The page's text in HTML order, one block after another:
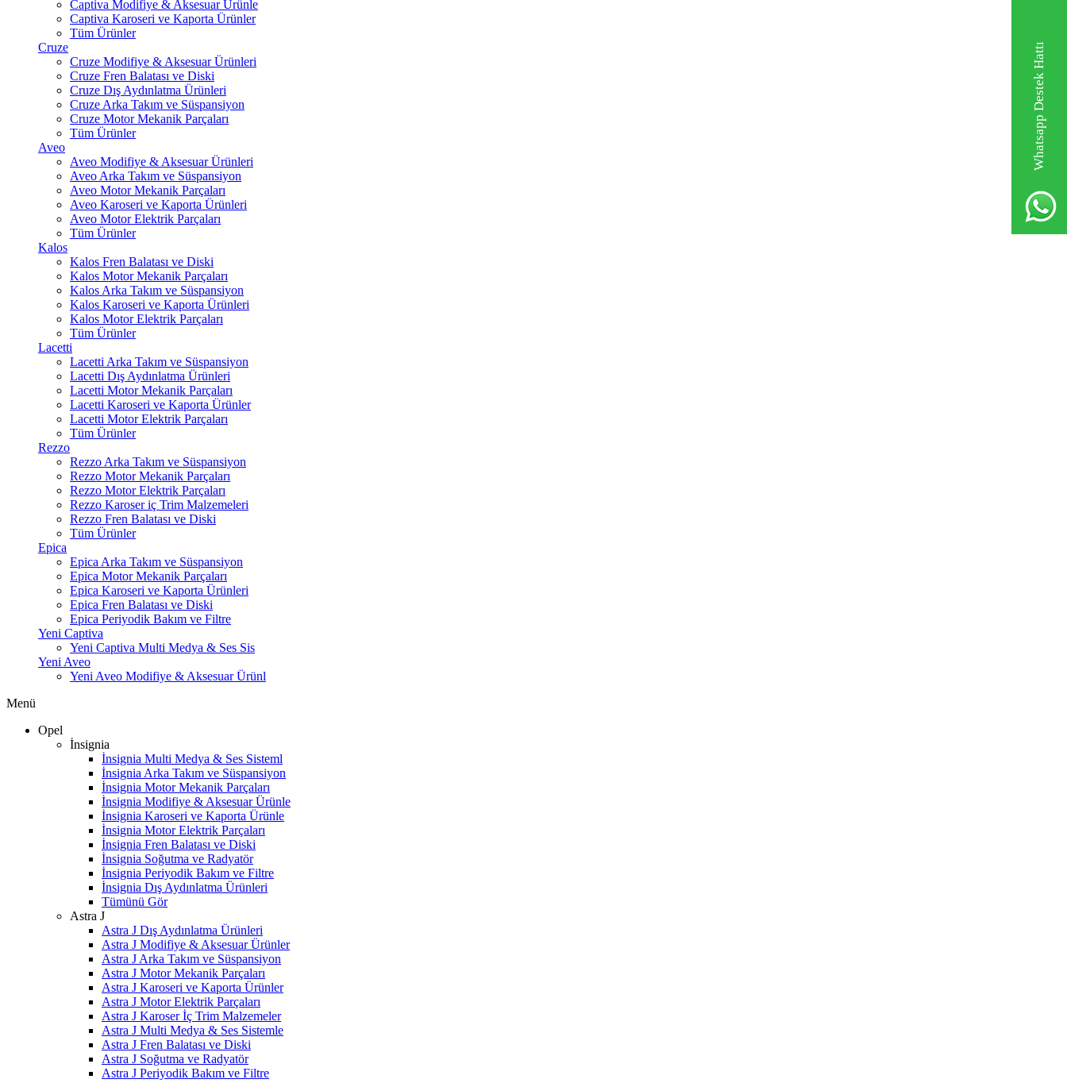
Whatsapp Destek Hattı
Captiva Modifiye & Aksesuar Ürünle
Captiva Karoseri ve Kaporta Ürünler
Tüm Ürünler
Cruze
Cruze Modifiye & Aksesuar Ürünleri
Cruze Fren Balatası ve Diski
Cruze Dış Aydınlatma Ürünleri
Cruze Arka Takım ve Süspansiyon
Cruze Motor Mekanik Parçaları
Tüm Ürünler
Aveo
Aveo Modifiye & Aksesuar Ürünleri
Aveo Arka Takım ve Süspansiyon
Aveo Motor Mekanik Parçaları
Aveo Karoseri ve Kaporta Ürünleri
Aveo Motor Elektrik Parçaları
Tüm Ürünler
Kalos
Kalos Fren Balatası ve Diski
Kalos Motor Mekanik Parçaları
Kalos Arka Takım ve Süspansiyon
Kalos Karoseri ve Kaporta Ürünleri
Kalos Motor Elektrik Parçaları
Tüm Ürünler
Lacetti
Lacetti Arka Takım ve Süspansiyon
Lacetti Dış Aydınlatma Ürünleri
Lacetti Motor Mekanik Parçaları
Lacetti Karoseri ve Kaporta Ürünler
Lacetti Motor Elektrik Parçaları
Tüm Ürünler
Rezzo
Rezzo Arka Takım ve Süspansiyon
Rezzo Motor Mekanik Parçaları
Rezzo Motor Elektrik Parçaları
Rezzo Karoser iç Trim Malzemeleri
Rezzo Fren Balatası ve Diski
Tüm Ürünler
Epica
Epica Arka Takım ve Süspansiyon
Epica Motor Mekanik Parçaları
Epica Karoseri ve Kaporta Ürünleri
Epica Fren Balatası ve Diski
Epica Periyodik Bakım ve Filtre
Yeni Captiva
Yeni Captiva Multi Medya & Ses Sis
Yeni Aveo
Yeni Aveo Modifiye & Aksesuar Ürünl
Menü
Opel
İnsignia
İnsignia Multi Medya & Ses Sisteml
İnsignia Arka Takım ve Süspansiyon
İnsignia Motor Mekanik Parçaları
İnsignia Modifiye & Aksesuar Ürünle
İnsignia Karoseri ve Kaporta Ürünle
İnsignia Motor Elektrik Parçaları
İnsignia Fren Balatası ve Diski
İnsignia Soğutma ve Radyatör
İnsignia Periyodik Bakım ve Filtre
İnsignia Dış Aydınlatma Ürünleri
Tümünü Gör
Astra J
Astra J Dış Aydınlatma Ürünleri
Astra J Modifiye & Aksesuar Ürünler
Astra J Arka Takım ve Süspansiyon
Astra J Motor Mekanik Parçaları
Astra J Karoseri ve Kaporta Ürünler
Astra J Motor Elektrik Parçaları
Astra J Karoser İç Trim Malzemeler
Astra J Multi Medya & Ses Sistemle
Astra J Fren Balatası ve Diski
Astra J Soğutma ve Radyatör
Astra J Periyodik Bakım ve Filtre